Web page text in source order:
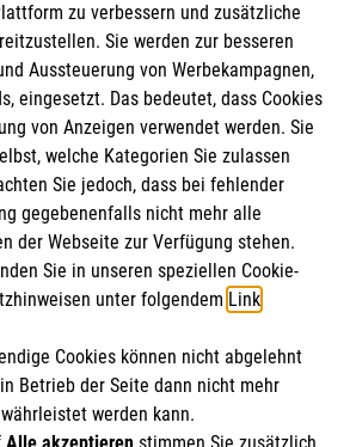
Hilfsdienst e.V.
1PA7
zu verbessern und zusätzliche
Sie werden zur besseren
Aussteuerung von Werbekampagnen,
eingesetzt. Das bedeutet, dass Cookies
von Anzeigen verwendet werden. Sie
welche Kategorien Sie zulassen
Sie jedoch, dass bei fehlender
gegebenenfalls nicht mehr alle
der Webseite zur Verfügung stehen.
Sie in unseren speziellen Cookie-
unter folgendem Link.
Cookies können nicht abgelehnt
Betrieb der Seite dann nicht mehr
werden kann.